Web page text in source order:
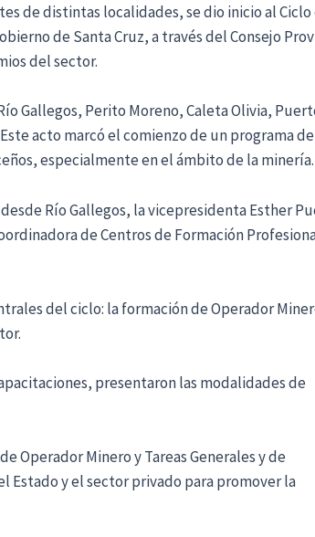
de distintas localidades, se dio inicio al Ciclo
de Santa Cruz, a través del Consejo
del sector.
Gallegos, Perito Moreno, Caleta Olivia,
acto marcó el comienzo de un programa de
especialmente en el ámbito de la minería.
Río Gallegos, la vicepresidenta Esther
de Centros de Formación
del ciclo: la formación de Operador
presentaron las modalidades de
Operador Minero y Tareas Generales y de
y el sector privado para promover la